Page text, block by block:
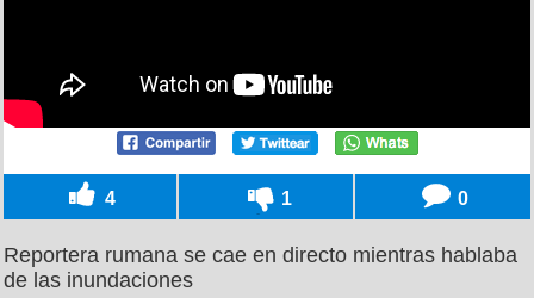
4 1 0
Reportera rumana se cae en directo mientras hablaba
de las inundaciones